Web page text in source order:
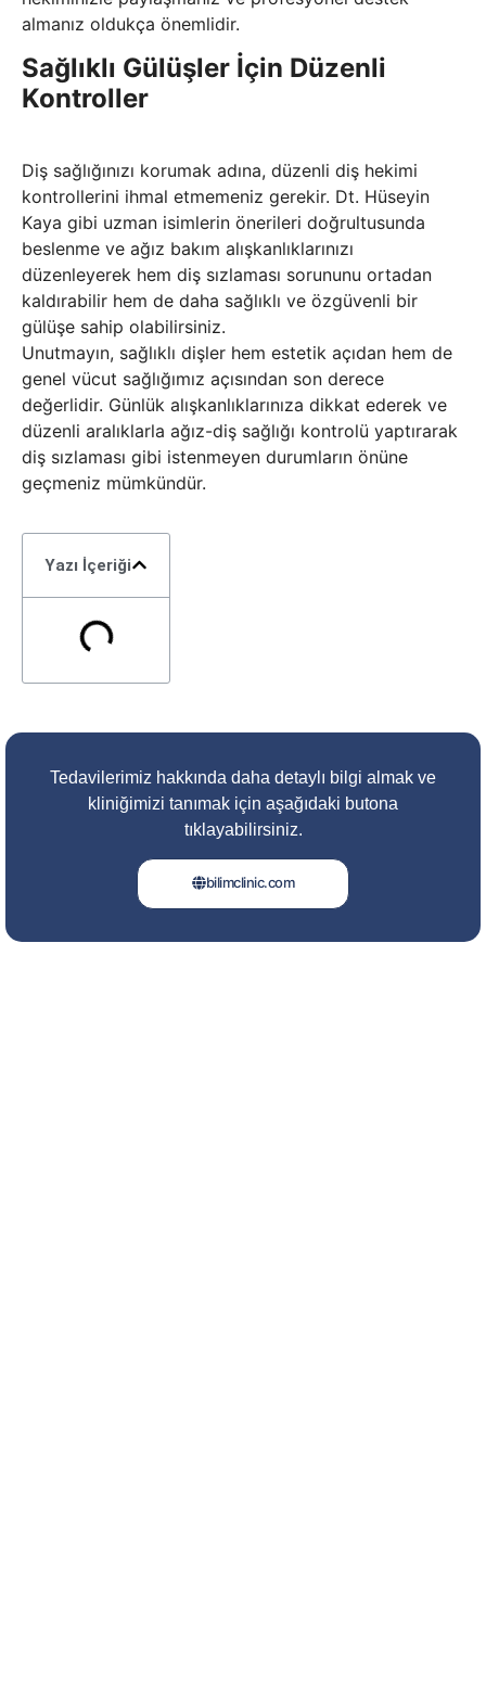
almanız oldukça önemlidir.
Sağlıklı Gülüşler İçin Düzenli
Kontroller
Diş sağlığınızı korumak adına, düzenli diş hekimi
kontrollerini ihmal etmemeniz gerekir. Dt. Hüseyin
Kaya gibi uzman isimlerin önerileri doğrultusunda
beslenme ve ağız bakım alışkanlıklarınızı
düzenleyerek hem diş sızlaması sorununu ortadan
kaldırabilir hem de daha sağlıklı ve özgüvenli bir
gülüşe sahip olabilirsiniz.
Unutmayın, sağlıklı dişler hem estetik açıdan hem de
genel vücut sağlığımız açısından son derece
değerlidir. Günlük alışkanlıklarınıza dikkat ederek ve
düzenli aralıklarla ağız-diş sağlığı kontrolü yaptırarak
diş sızlaması gibi istenmeyen durumların önüne
geçmeniz mümkündür.
Yazı İçeriği
Tedavilerimiz hakkında daha detaylı bilgi almak ve
kliniğimizi tanımak için aşağıdaki butona
tıklayabilirsiniz.
bilimclinic.com